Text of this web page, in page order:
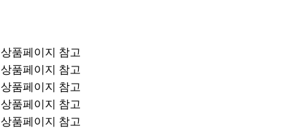
상품페이지 참고
상품페이지 참고
상품페이지 참고
상품페이지 참고
상품페이지 참고